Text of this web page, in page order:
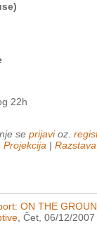
22h
se prijavioz.
Projekcija | Razstava
ON THE
, Čet, 06/12/